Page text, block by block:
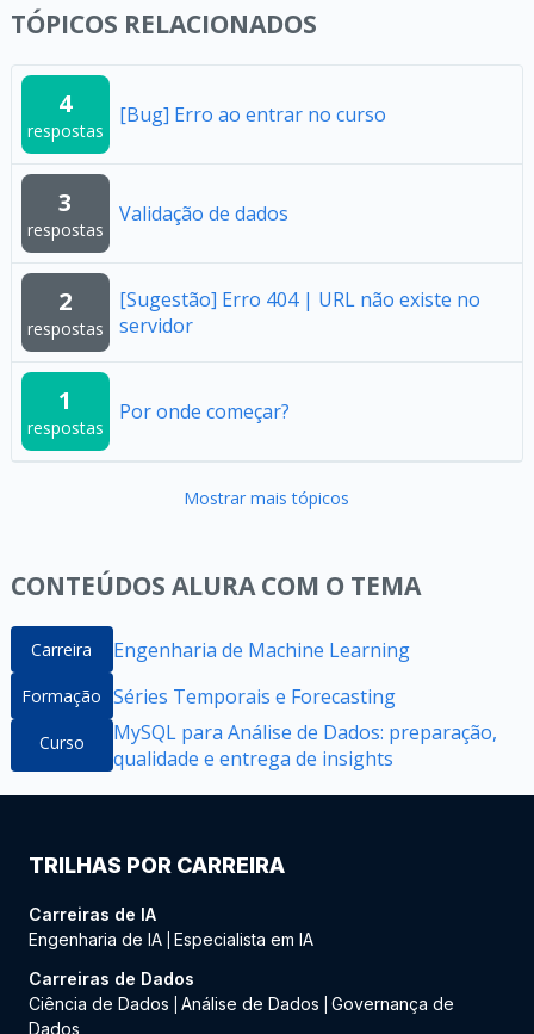
TÓPICOS RELACIONADOS
4
respostas
[Bug] Erro ao entrar no curso
3
respostas
Validação de dados
2
respostas
[Sugestão] Erro 404 | URL não existe no
servidor
1
respostas
Por onde começar?
Mostrar mais tópicos
CONTEÚDOS ALURA COM O TEMA
Carreira Engenharia de Machine Learning
Formação Séries Temporais e Forecasting
Curso
MySQL para Análise de Dados: preparação,
qualidade e entrega de insights
TRILHAS POR CARREIRA
Carreiras de IA
Engenharia de IA Especialista em IA
Carreiras de Dados
Ciência de Dados
Análise de Dados
Governança de
Dados